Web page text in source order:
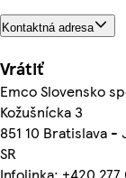
Kontaktná adresa
Vrátiť
Emco Slovensko
Kožušnícka 3
851 10 Bratislava -
SR